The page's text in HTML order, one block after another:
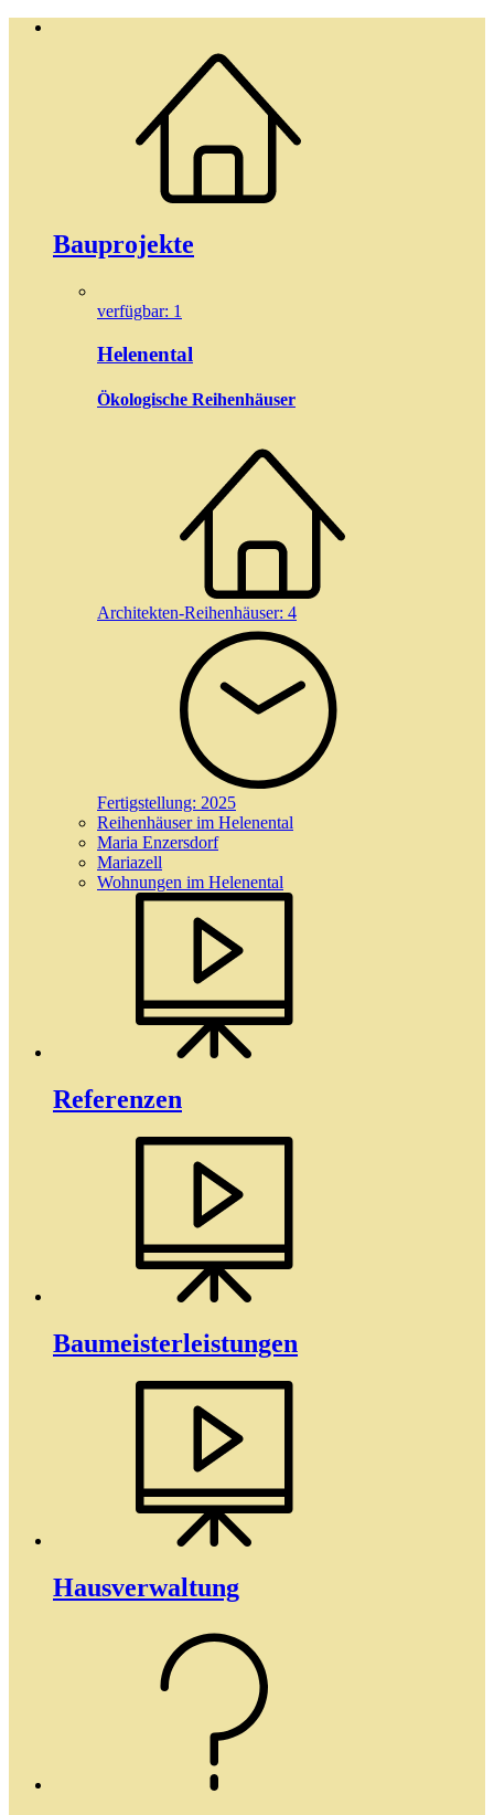
Bauprojekte
verfügbar: 1
Helenental
Ökologische Reihenhäuser
Architekten-Reihenhäuser: 4
Fertigstellung: 2025
Reihenhäuser im Helenental
Maria Enzersdorf
Mariazell
Wohnungen im Helenental
Referenzen
Baumeister­­leistungen
Haus­­verwaltung